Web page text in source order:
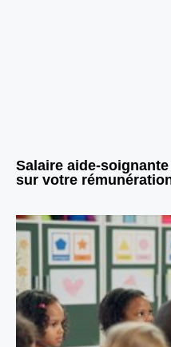
Salaire aide-
sur votre